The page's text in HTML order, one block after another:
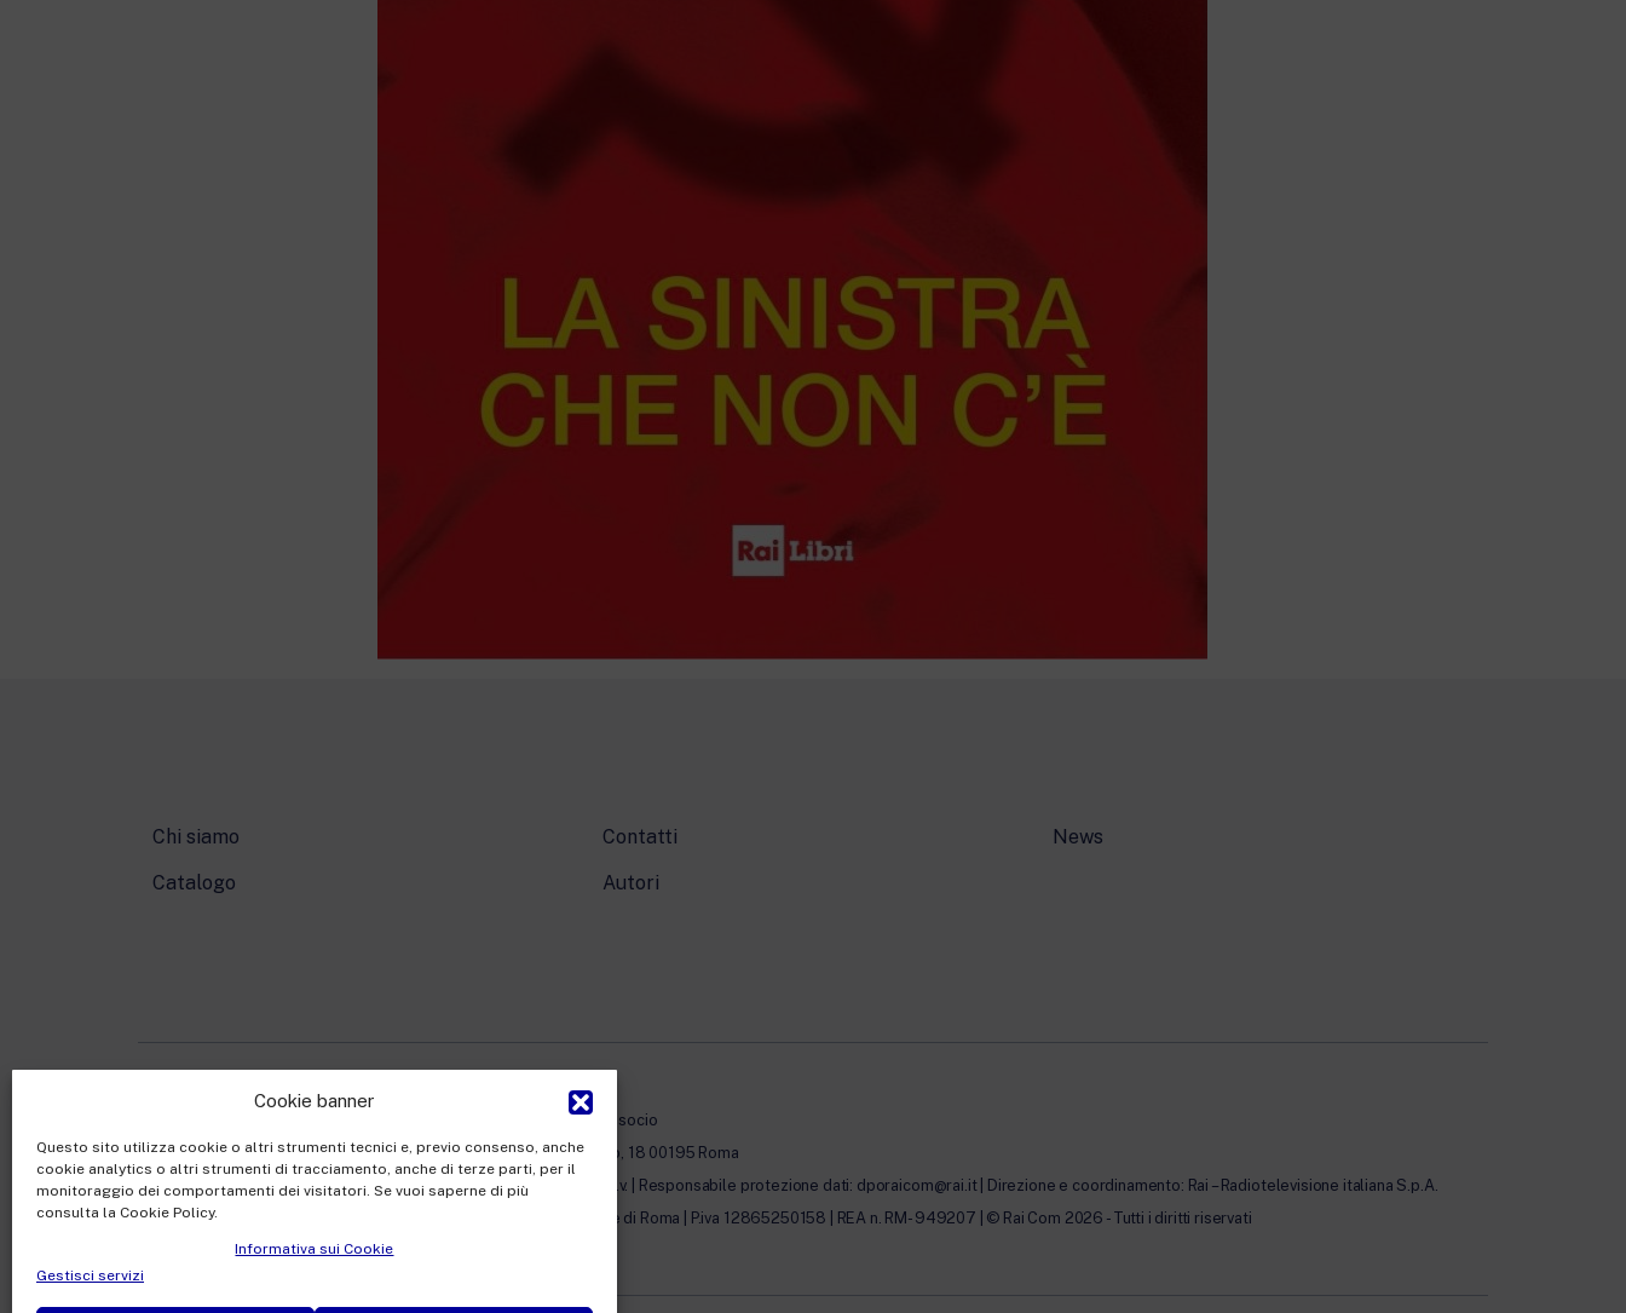
Cookie banner
Questo sito utilizza cookie o altri strumenti tecnici e, previo consenso, anche
cookie analytics o altri strumenti di tracciamento, anche di terze parti, per il
monitoraggio dei comportamenti dei visitatori. Se vuoi saperne di più
consulta la Cookie Policy.
Informativa sui Cookie
Gestisci servizi
Chi siamo Contatti News
Catalogo Autori
Rai Com S.p.A. - Società con unico socio
Sede Legale: Via Umberto Novaro, 18 00195 Roma
Capitale sociale €10.320.000,00 i.v. | Responsabile protezione dati: dporaicom@rai.it | Direzione e coordinamento: Rai – Radiotelevisione italiana S.p.A.
Ufficio del Registro delle Imprese di Roma | P.iva 12865250158 | REA n. RM- 949207 | © Rai Com 2026 - Tutti i diritti riservati